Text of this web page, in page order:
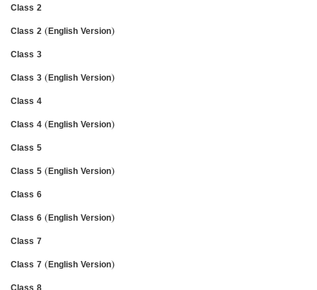
Class 2
Class 2 (English Version)
Class 3
Class 3 (English Version)
Class 4
Class 4 (English Version)
Class 5
Class 5 (English Version)
Class 6
Class 6 (English Version)
Class 7
Class 7 (English Version)